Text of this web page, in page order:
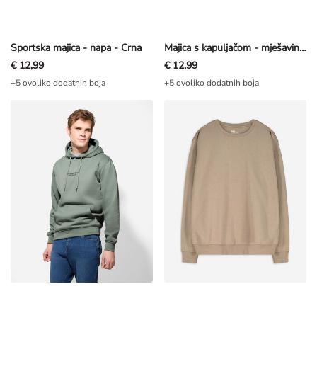
Sportska majica - napa - Crna
€ 12,99
+5 ovoliko dodatnih boja
Majica s kapuljačom - mješavina pamuka - Crna
€ 12,99
+5 ovoliko dodatnih boja